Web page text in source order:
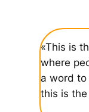
«This is
where
a word
this is